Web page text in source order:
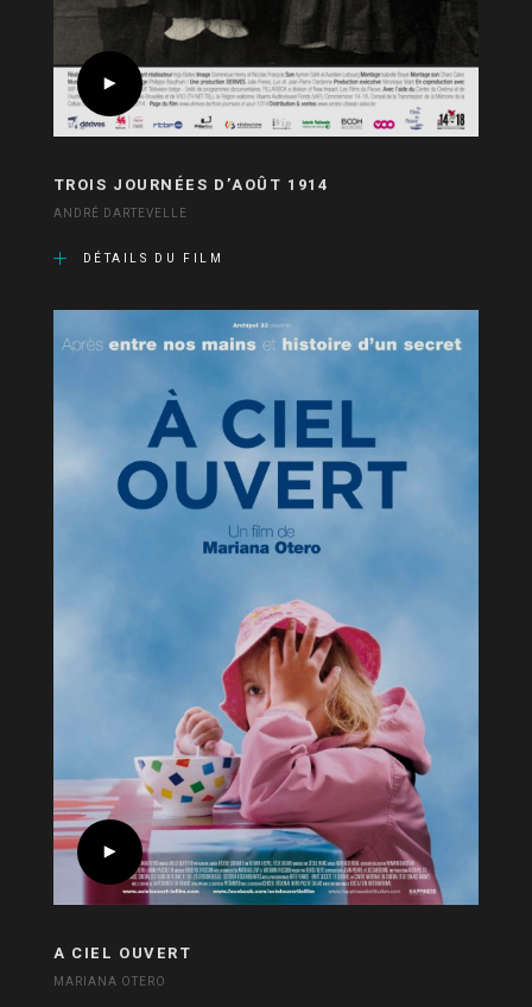
TROIS JOURNÉES D’AOÛT 1914
ANDRÉ DARTEVELLE
DÉTAILS DU FILM
A CIEL OUVERT
MARIANA OTERO